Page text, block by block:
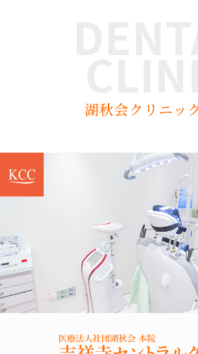
湖秋会クリニッ